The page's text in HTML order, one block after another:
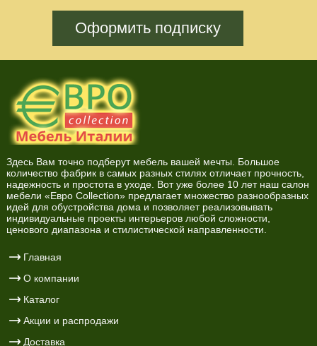
Оформить подписку
Здесь Вам точно подберут мебель вашей мечты. Большое
количество фабрик в самых разных стилях отличает прочность,
надежность и простота в уходе. Вот уже более 10 лет наш салон
мебели «Евро Collection» предлагает множество разнообразных
идей для обустройства дома и позволяет реализовывать
индивидуальные проекты интерьеров любой сложности,
ценового диапазона и стилистической направленности.
Главная
О компании
Каталог
Акции и распродажи
Доставка